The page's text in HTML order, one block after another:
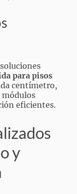
para pisos
centímetro,
módulos
eficientes.
y